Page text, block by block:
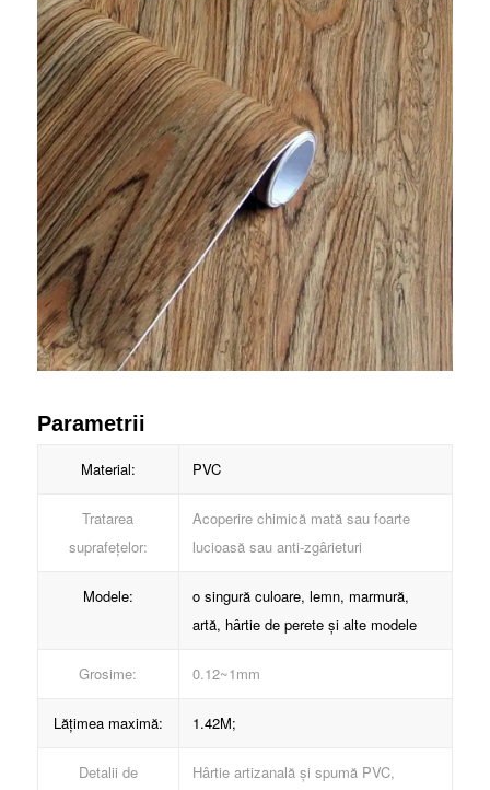
Parametrii
Material: PVC
Tratarea
suprafețelor:
Acoperire chimică mată sau foarte
lucioasă sau anti-zgârieturi
Modele:
o singură culoare, lemn, marmură,
artă, hârtie de perete și alte modele
Grosime: 0.12~1mm
Lățimea maximă: 1.42M;
Detalii de
Hârtie artizanală și spumă PVC,